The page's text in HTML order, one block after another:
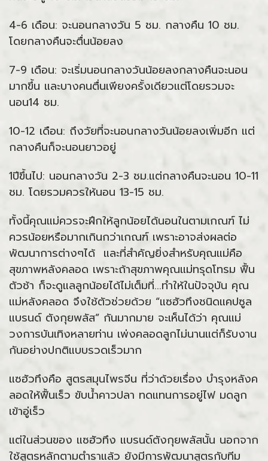
4-6 เดือน: จะนอนกลางวัน 5 ชม. กลางคืน 10 ชม.
โดยกลางคืนจะตื่นน้อยลง
7-9 เดือน: จะเริ่มนอนกลางวันน้อยลงกลางคืนจะนอน
มากขึ้น และบางคนตื่นเพียงครั้งเดียวแต่โดยรวมจะ
นอน14 ชม.
10-12 เดือน: ถึงวัยที่จะนอนกลางวันน้อยลงเพิ่มอีก แต่
กลางคืนก็จะนอนยาวอยู่
1ปีขึ้นไป: นอนกลางวัน 2-3 ชม.แต่กลางคืนจะนอน 10-11
ชม. โดยรวมควรให้นอน 13-15 ชม.
ทั้งนี้คุณแม่ควรจะฝึกให้ลูกน้อยได้นอนในตามเกณฑ์ ไม่
ควรน้อยหรือมากเกินกว่าเกณฑ์ เพราะอาจส่งผลต่อ
พัฒนาการต่างๆได้ และที่สำคัญยิ่งสำหรับคุณแม่คือ
สุขภาพหลังคลอด เพราะถ้าสุขภาพคุณแม่ทรุดโทรม ฟื้น
ตัวช้า ก็จะดูแลลูกน้อยได้ไม่เต็มที่...ทำให้ในปัจจุบัน คุณ
แม่หลังคลอด จึงใช้ตัวช่วยด้วย “แซฮัวทึงชนิดแคปซูล
แบรนด์ ตังกุยพลัส” กันมากมาย จะเห็นได้ว่า คุณแม่
วงการบันเทิงหลายท่าน เพ่งคลอดลูกไม่นานแต่ก็รับงาน
กันอย่างปกติแบบรวดเร็วมาก
แซฮัวทึงคือ สูตรสมุนไพรจีน ที่ว่าด้วยเรื่อง บำรุงหลังค
ลอดให้ฟื้นเร็ว ขับน้ำคาวปลา ทดแทนการอยู่ไฟ มดลูก
เข้าอู่เร็ว
แต่ในส่วนของ แซฮัวทึง แบรนด์ตังกุยพลัสนั้น นอกจาก
ใช้สูตรหลักตามตำราแล้ว ยังมีการพัฒนาสูตรกับทีม